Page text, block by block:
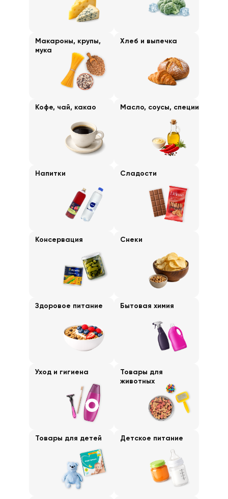
Макароны, крупы,
мука
Хлеб и выпечка
Кофе, чай, какао Масло, соусы, специи
Напитки Сладости
Консервация Снеки
Здоровое питание Бытовая химия
Уход и гигиена
Товары для
животных
Товары для детей Детское питание